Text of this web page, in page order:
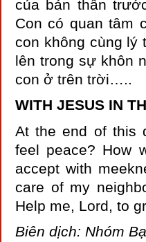
của bản thân
Con có quan tâm
con không cùng lý
lên trong sự khôn
con ở trên trời…..
WITH JESUS IN
At the end of this
feel peace? How
accept with
care of my
Help me, Lord, to
Biên dịch: Nhóm